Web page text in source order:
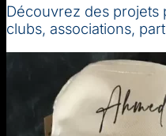
Découvrez des projets
clubs, associations,